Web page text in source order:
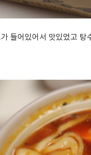
들어있어서 맛있었고 탕